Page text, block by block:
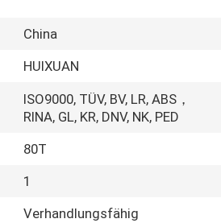
China
HUIXUAN
ISO9000, TÜV, BV, LR, ABS，
RINA, GL, KR, DNV, NK, PED
80T
1
Verhandlungsfähig